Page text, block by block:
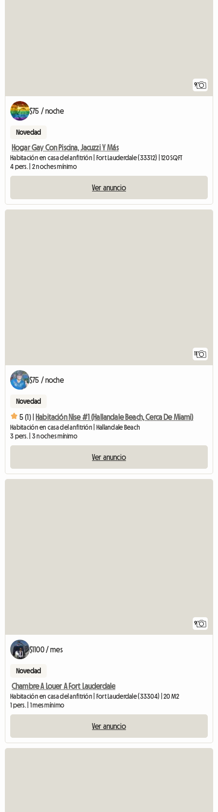
9
$75 / noche
Novedad
Hogar Gay Con Piscina, Jacuzzi Y Más
Habitación en casa del anfitrión | Fort Lauderdale (33312) | 120 SQFT
4 pers. | 2 noches mínimo
Ver anuncio
11
$75 / noche
Novedad
5 (1) | Habitación Nise #1 (Hallandale Beach, Cerca De Miami)
Habitación en casa del anfitrión | Hallandale Beach
3 pers. | 3 noches mínimo
Ver anuncio
9
$1100 / mes
Novedad
Chambre A Louer A Fort Lauderdale
Habitación en casa del anfitrión | Fort Lauderdale (33304) | 20 M2
1 pers. | 1 mes mínimo
Ver anuncio